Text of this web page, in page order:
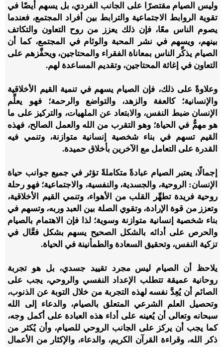
وليس الصيام مقتصرًا على الجانب الفردي، بل يسهم أيضًا في
تقوية الروابط الاجتماعية والترابط بين أفراد المجتمع، فعندما
يصوم الناس معًا، فإن ذلك يعزز من روح التعاون والتكاتف
بينهم، ويسهم في نشر المحبة والوئام في المجتمع، كما أن
الصيام يذكِّر الناس بمعاناة الفقراء والمحتاجين، ويحفِّزهم على
التعاون في إغاثة المحتاجين، وتقديم المساعدة لهم.
وعلاوةً على ذلك، فإن الصيام يسهم في تنمية القيم الأخلاقية
والإنسانية؛ كالعفة والزهد، والتواضع والرحمة؛ فهو يعلِّم
الإنسان ضبط النفس، والابتعاد عن الملهيات، والتركيز على ما
هو مهمٌّ في الحياة؛ وهو التقرب من الله والعمل الصالح، فهذه
القيم تسهم في بناء شخصية إنسانية متوازنة، وتنمي فيه
القدرة على التعامل مع الآخرين بأخلاق حميدة.
إجمالًا، يعتبر الصيام عبادةً متكاملةً تؤثر في جميع جوانب حياة
الإنسان: الروحية، والجسدية، والنفسية، والاجتماعية؛ فهو رحلة
روحية فريدة تطهِّر القلب من الأهواء، وتنمي القيم الأخلاقية،
وتعزز من قوة الإرادة، وتقوي الصلة بين العبد وربه، وتسهم في
بناء شخصية إنسانية متوازنة وسوية؛ لذا فإن الاهتمام بالصيام
والحرص على أدائه بالشكل الصحيح يسهم بشكل فعَّال في
تزكية النفس، وتحقيق السعادة والطمأنينة في الحياة.
يلاحظ أن الصيام ليس مجرد تقييد جسدي، بل هو تجربة
روحانية عميقة تتطلب الإعداد النفسي والروحي، يجب على
الصائم أن يُعِدَّ نفسه لهذه التجربة من خلال التوبة عن الذنوب،
وتحصيل العلم الشرعي المتعلق بالصيام، والدعاء إلى الله
سبحانه وتعالى أن يُعينه على أداء هذه العبادة على أكمل وجه،
كما يجب أن يركز على الجانب الروحي للصيام، وأن يُكثر من
ذكر الله، وقراءة القرآن الكريم، والدعاء، والإكثار من الأعمال